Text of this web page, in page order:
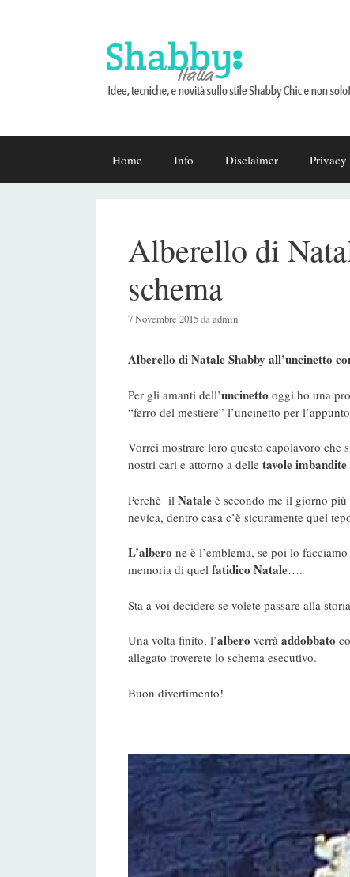
Home Info Disclaimer Privacy
Alberello di
schema
7 Novembre 2015daadmin
Alberello di Natale Shabby all’uncinetto
Per gli amanti dell’uncinetto oggi ho una
“ferro del mestiere” l’uncinetto per
Vorrei mostrare loro questo capolavoro che
nostri cari e attorno a delle tavoleimbandite
Perchè il Natale è secondo me il giorno
nevica, dentro casa c’è sicuramente quel
L’albero ne è l’emblema, se poi lo
memoria di quel fatidico Natale….
Sta a voi decidere se volete passare alla
Una volta finito, l’albero verrà addobbato
allegato troverete lo schema esecutivo.
Buon divertimento!